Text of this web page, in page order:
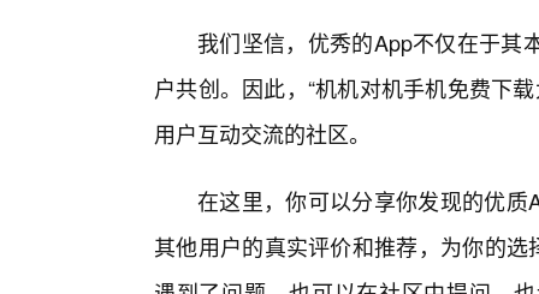
我们坚信，优秀的App不仅在于其
户共创。因此，“机机对机手机免费下
用户互动交流的社区。
在这里，你可以分享你发现的优
其他用户的真实评价和推荐，为你的